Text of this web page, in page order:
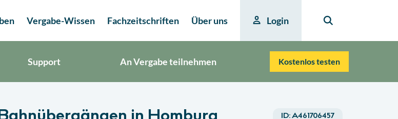
Vergabe-Wissen Fachzeitschriften Über uns Login
Support An Vergabe teilnehmen Kostenlos testen
ID:A461706457